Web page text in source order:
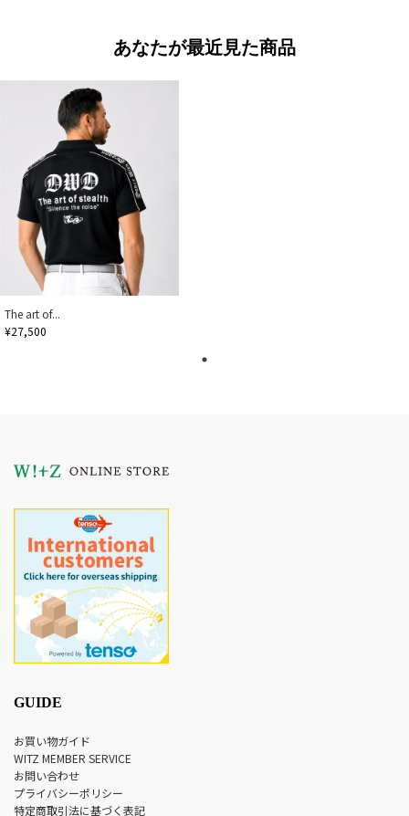
あなたが最近見た商品
The art of...
¥27,500
GUIDE
お買い物ガイド
WITZ MEMBER SERVICE
お問い合わせ
プライバシーポリシー
特定商取引法に基づく表記